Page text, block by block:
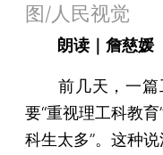
图/人民视觉
朗读｜詹慈媛
前几天，一篇
要“重视理工科教
科生太多”。这种